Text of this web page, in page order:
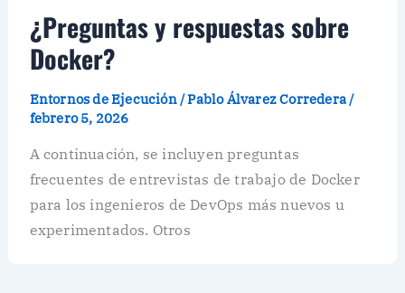
¿Preguntas y respuestas sobre
Docker?
Entornos de Ejecución/Pablo Álvarez Corredera/
febrero 5, 2026
A continuación, se incluyen preguntas
frecuentes de entrevistas de trabajo de Docker
para los ingenieros de DevOps más nuevos u
experimentados. Otros